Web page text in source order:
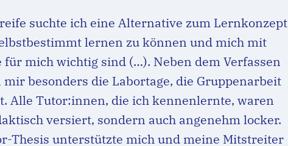
suchte ich eine Alternative zum Lernkonzept
lernen zu können und mich mit
für mich wichtig sind (…). Neben dem Verfassen
besonders die Labortage, die Gruppenarbeit
Alle Tutor:innen, die ich kennenlernte, waren
versiert, sondern auch angenehm locker.
Thesis unterstützte mich und meine Mitstreiter